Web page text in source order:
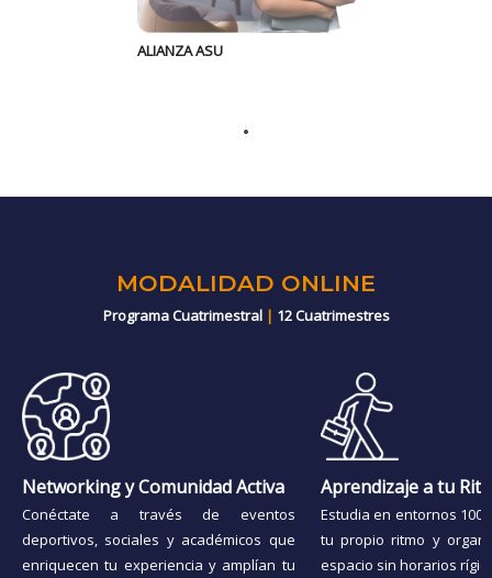
ALIANZA ASU
MODALIDAD ONLINE
Programa Cuatrimestral | 12 Cuatrimestres
Networking y Comunidad Activa
Conéctate a través de eventos
deportivos, sociales y académicos que
enriquecen tu experiencia y amplían tu
Aprendizaje a tu
Estudia en entornos
tu propio ritmo y
espacio sin horarios